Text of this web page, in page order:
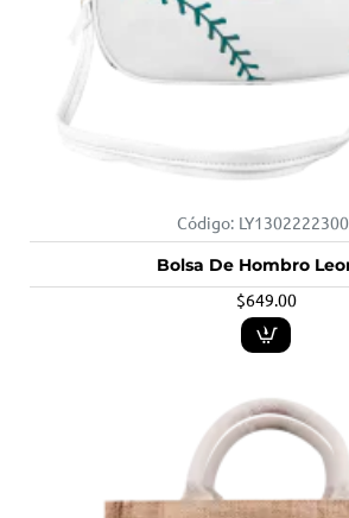
Código: LY1302222300
Bolsa De Hombro
$649.00